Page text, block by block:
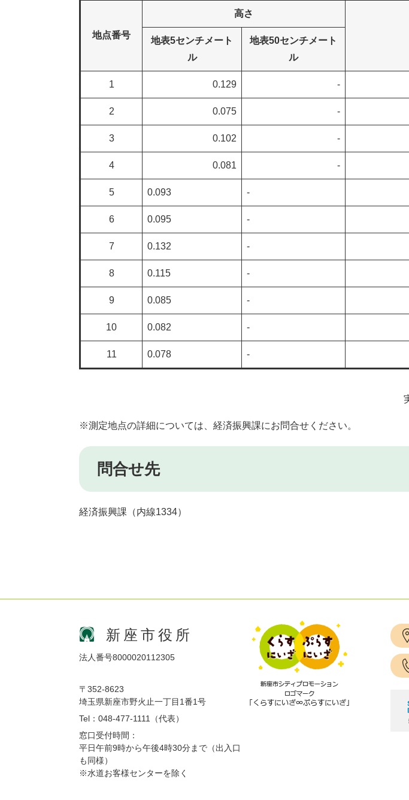
地点番号
高さ
地表5センチメート
ル
地表50センチメート
ル
1 0.129 -
2 0.075 -
3 0.102 -
4 0.081 -
5 0.093 -
6 0.095 -
7 0.132 -
8 0.115 -
9 0.085 -
10 0.082 -
11 0.078 -
※測定地点の詳細については、経済振興課にお問合せください。
問合せ先
経済振興課（内線1334）
新座市役所
法人番号8000020112305
〒352-8623
埼玉県新座市野火止一丁目1番1号
Tel：048-477-1111（代表）
窓口受付時間：
平日午前9時から午後4時30分まで（出入口
も同様）
※水道お客様センターを除く